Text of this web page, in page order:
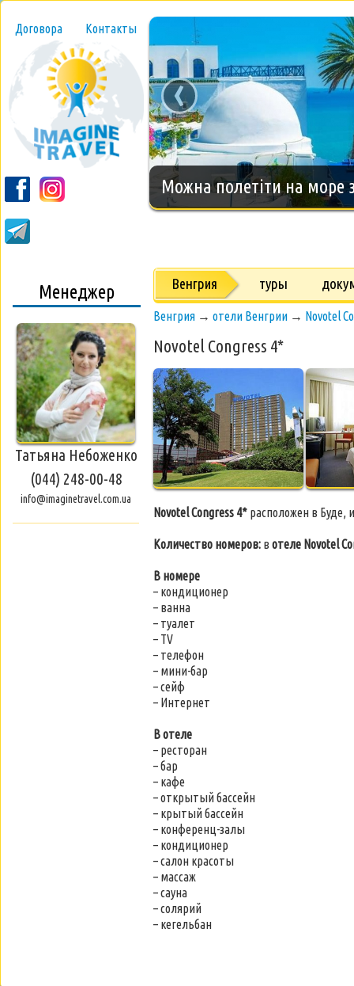
Договора Контакты
Новогодний тур на
‹
Менеджер
Татьяна Небоженко
(044) 248-00-48
info@imaginetravel.com.ua
Венгрия туры
Венгрия → отели Венгрии → Novotel
Novotel Congress 4*
Novotel Congress 4* расположен в Буде,
Количество номеров: в отеле Novotel
В номере
– кондиционер
– ванна
– туалет
– TV
– телефон
– мини-бар
– сейф
– Интернет
В отеле
– ресторан
– бар
– кафе
– открытый бассейн
– крытый бассейн
– конференц-залы
– кондиционер
– салон красоты
– массаж
– сауна
– солярий
– кегельбан